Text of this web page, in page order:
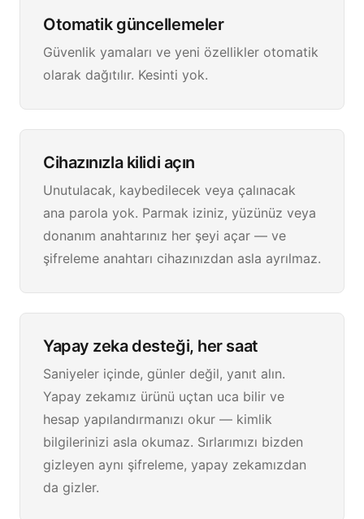
Otomatik güncellemeler
Güvenlik yamaları ve yeni özellikler otomatik
olarak dağıtılır. Kesinti yok.
Cihazınızla kilidi açın
Unutulacak, kaybedilecek veya çalınacak
ana parola yok. Parmak iziniz, yüzünüz veya
donanım anahtarınız her şeyi açar — ve
şifreleme anahtarı cihazınızdan asla ayrılmaz.
Yapay zeka desteği, her saat
Saniyeler içinde, günler değil, yanıt alın.
Yapay zekamız ürünü uçtan uca bilir ve
hesap yapılandırmanızı okur — kimlik
bilgilerinizi asla okumaz. Sırlarımızı bizden
gizleyen aynı şifreleme, yapay zekamızdan
da gizler.